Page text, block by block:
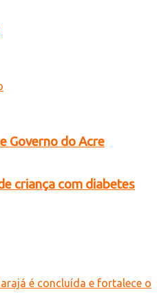
Governo do Acre
criança com diabetes